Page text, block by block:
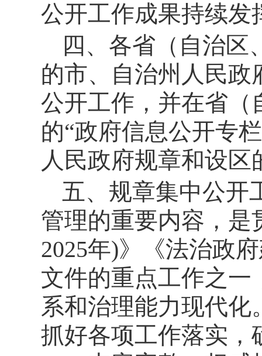
公开工作成果持续发
四、各省（自治区
的市、自治州人民
公开工作，并在省（
的“政府信息公开专
人民政府规章和设
五、规章集中公开
管理的重要内容，
2025年)》《法治政
文件的重点工作之一
系和治理能力现代
抓好各项工作落实，